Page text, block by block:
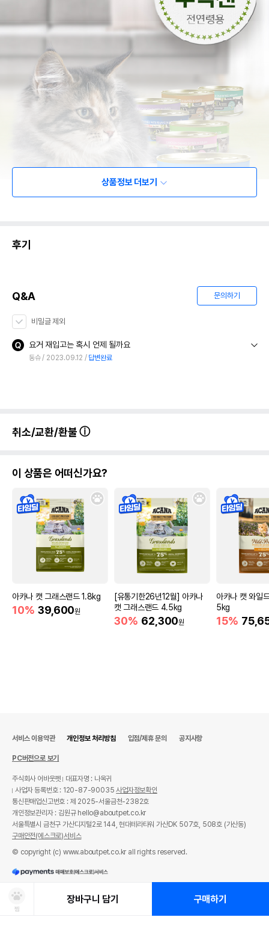
상품정보 더보기
후기
Q&A 문의하기
비밀글 제외
요거 재입고는 혹시 언제 될까요
동슈 2023.09.12 답변완료
취소/교환/환불
이 상품은 어떠신가요?
아카나 캣 그래스랜드 1.8kg
10% 39,600원
[유통기한26년12월] 아카나
캣 그래스랜드 4.5kg
30% 62,300원
아카나 캣 와일
5kg
15%
찜
장바구니 담기 구매하기
서비스 이용약관 개인정보 처리방침 입점/제휴 문의 공지사항
PC버전으로 보기
주식회사 어바웃펫
대표자명 : 나옥귀
사업자 등록번호 : 120-87-90035사업자정보확인
통신판매업신고번호 : 제 2025-서울금천-2382호
개인정보관리자 : 김원규 hello@aboutpet.co.kr
서울특별시 금천구 가산디지털2로 144, 현대테라타워 가산DK 507호, 508호 (가산동)
구매안전(에스크로)서비스
© copyright (c) www.aboutpet.co.kr all rights reserved.